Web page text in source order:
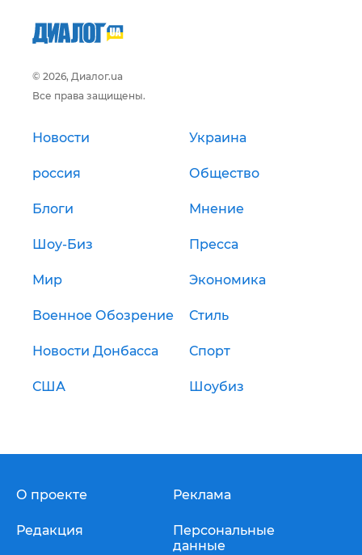
© 2026, Диалог.ua
Все права защищены.
Новости Украина
россия Общество
Блоги Мнение
Шоу-Биз Пресса
Мир Экономика
Военное Обозрение Стиль
Новости Донбасса Спорт
США Шоубиз
О проекте
Редакция
Реклама
Персональные
данные